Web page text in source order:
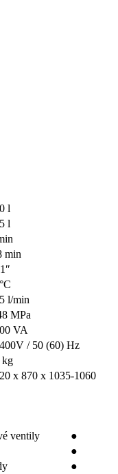
l
l
min
l/min
MPa
VA
/ 50 (60) Hz
kg
x 870 x 1035-1060
ventily
●
●
●